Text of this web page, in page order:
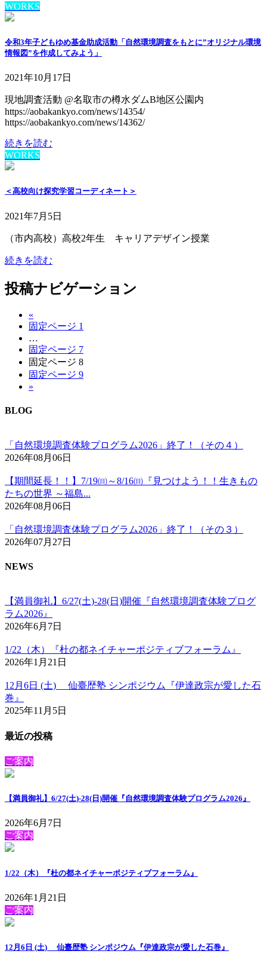
WORKS
令和3年子どもゆめ基金助成活動「自然環境調査をもとに”オリジナル環境
情報図”を作成してみよう」
2021年10月17日
現地調査活動 @名取市の樽水ダムB地区公園内
https://aobakankyo.com/news/14354/
https://aobakankyo.com/news/14362/
続きを読む
WORKS
＜高校向け探究学習コーディネート＞
2021年7月5日
（市内高校）高校2年生 キャリアデザイン授業
続きを読む
投稿ナビゲーション
«
固定ページ 1
…
固定ページ 7
固定ページ 8
固定ページ 9
»
BLOG
「自然環境調査体験プログラム2026」終了！（その４）
2026年08月06日
【期間延長！！】7/19㈰～8/16㈰『見つけよう！！生きもの
たちの世界 ～福島...
2026年08月06日
「自然環境調査体験プログラム2026」終了！（その３）
2026年07月27日
NEWS
【満員御礼】6/27(土)-28(日)開催『自然環境調査体験プログ
ラム2026』
2026年6月7日
1/22（木）『杜の都ネイチャーポジティブフォーラム』
2026年1月21日
12月6日 (土) 仙臺歴塾 シンポジウム『伊達政宗が愛した石
巻』
2025年11月5日
最近の投稿
ご案内
【満員御礼】6/27(土)-28(日)開催『自然環境調査体験プログラム2026』
2026年6月7日
ご案内
1/22（木）『杜の都ネイチャーポジティブフォーラム』
2026年1月21日
ご案内
12月6日 (土) 仙臺歴塾 シンポジウム『伊達政宗が愛した石巻』